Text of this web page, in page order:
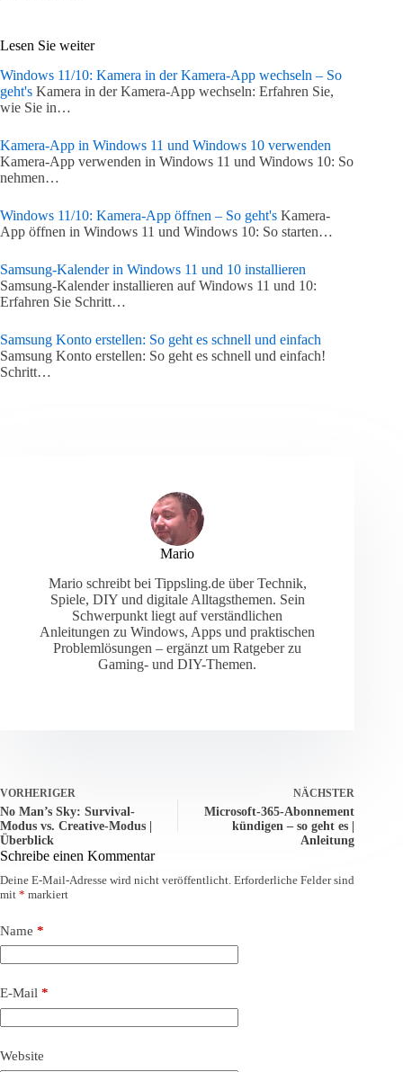
Lesen Sie weiter
Windows 11/10: Kamera in der Kamera-App wechseln – So
geht's Kamera in der Kamera-App wechseln: Erfahren Sie,
wie Sie in…
Kamera-App in Windows 11 und Windows 10 verwenden
Kamera-App verwenden in Windows 11 und Windows 10: So
nehmen…
Windows 11/10: Kamera-App öffnen – So geht's Kamera-
App öffnen in Windows 11 und Windows 10: So starten…
Samsung-Kalender in Windows 11 und 10 installieren
Samsung-Kalender installieren auf Windows 11 und 10:
Erfahren Sie Schritt…
Samsung Konto erstellen: So geht es schnell und einfach
Samsung Konto erstellen: So geht es schnell und einfach!
Schritt…
Mario
Mario schreibt bei Tippsling.de über Technik,
Spiele, DIY und digitale Alltagsthemen. Sein
Schwerpunkt liegt auf verständlichen
Anleitungen zu Windows, Apps und praktischen
Problemlösungen – ergänzt um Ratgeber zu
Gaming- und DIY-Themen.
VORHERIGER
No Man’s Sky: Survival-
Modus vs. Creative-Modus |
Überblick
NÄCHSTER
Microsoft-365-Abonnement
kündigen – so geht es |
Anleitung
Schreibe einen Kommentar
Deine E-Mail-Adresse wird nicht veröffentlicht. Erforderliche Felder sind
mit * markiert
Name *
E-Mail *
Website